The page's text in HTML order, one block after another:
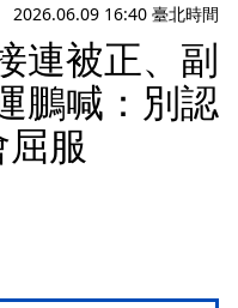
2026.06.09 16:40 臺北時間
連被正、副
鵬喊：別認
服